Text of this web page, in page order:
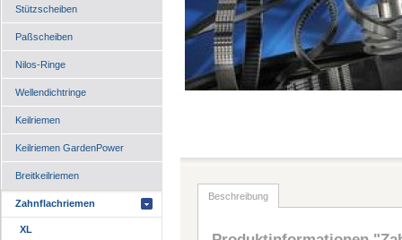
Stützscheiben
Paßscheiben
Nilos-Ringe
Wellendichtringe
Keilriemen
Keilriemen GardenPower
Breitkeilriemen
Zahnflachriemen
XL
Beschreibung